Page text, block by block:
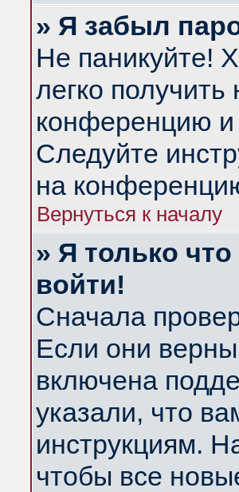
» Я забыл
Не паникуйте!
легко
конференцию
Следуйте
на
Вернуться к началу
» Я только
войти!
Сначала
Если они
включена
указали, что
инструкциям.
чтобы все